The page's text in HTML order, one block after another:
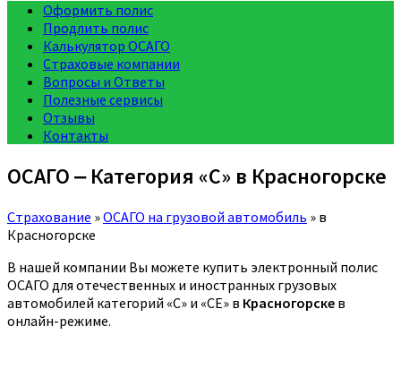
Оформить полис
Продлить полис
Калькулятор ОСАГО
Страховые компании
Вопросы и Ответы
Полезные сервисы
Отзывы
Контакты
ОСАГО ‒ Категория «C» в Красногорске
Страхование »ОСАГО на грузовой автомобиль » в
Красногорске
В нашей компании Вы можете купить электронный полис
ОСАГО для отечественных и иностранных грузовых
автомобилей категорий «C» и «CE» в Красногорске в
онлайн-режиме.